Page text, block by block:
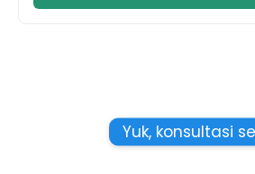
Yuk, konsultasi